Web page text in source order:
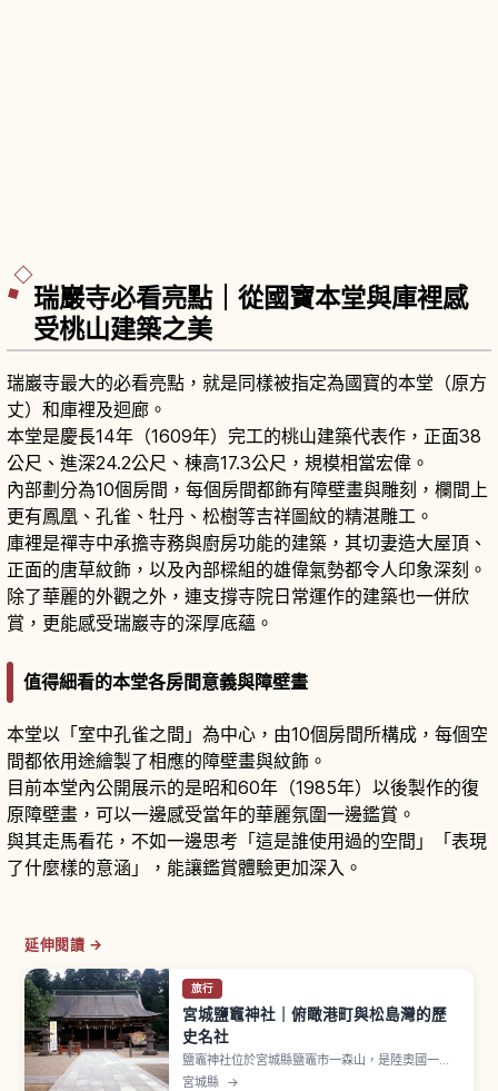
瑞巖寺必看亮點｜從國寶本堂與庫裡感
受桃山建築之美
瑞巖寺最大的必看亮點，就是同樣被指定為國寶的本堂（原方
丈）和庫裡及迴廊。
本堂是慶長14年（1609年）完工的桃山建築代表作，正面38
公尺、進深24.2公尺、棟高17.3公尺，規模相當宏偉。
內部劃分為10個房間，每個房間都飾有障壁畫與雕刻，欄間上
更有鳳凰、孔雀、牡丹、松樹等吉祥圖紋的精湛雕工。
庫裡是禪寺中承擔寺務與廚房功能的建築，其切妻造大屋頂、
正面的唐草紋飾，以及內部樑組的雄偉氣勢都令人印象深刻。
除了華麗的外觀之外，連支撐寺院日常運作的建築也一併欣
賞，更能感受瑞巖寺的深厚底蘊。
值得細看的本堂各房間意義與障壁畫
本堂以「室中孔雀之間」為中心，由10個房間所構成，每個空
間都依用途繪製了相應的障壁畫與紋飾。
目前本堂內公開展示的是昭和60年（1985年）以後製作的復
原障壁畫，可以一邊感受當年的華麗氛圍一邊鑑賞。
與其走馬看花，不如一邊思考「這是誰使用過的空間」「表現
了什麼樣的意涵」，能讓鑑賞體驗更加深入。
延伸閱讀 →
旅行
宮城鹽竈神社｜俯瞰港町與松島灣的歷
史名社
鹽竈神社位於宮城縣鹽竈市一森山，是陸奧國一宮
的高格調神社，當地暱稱「Shiogama-sama」。
宮城縣 →